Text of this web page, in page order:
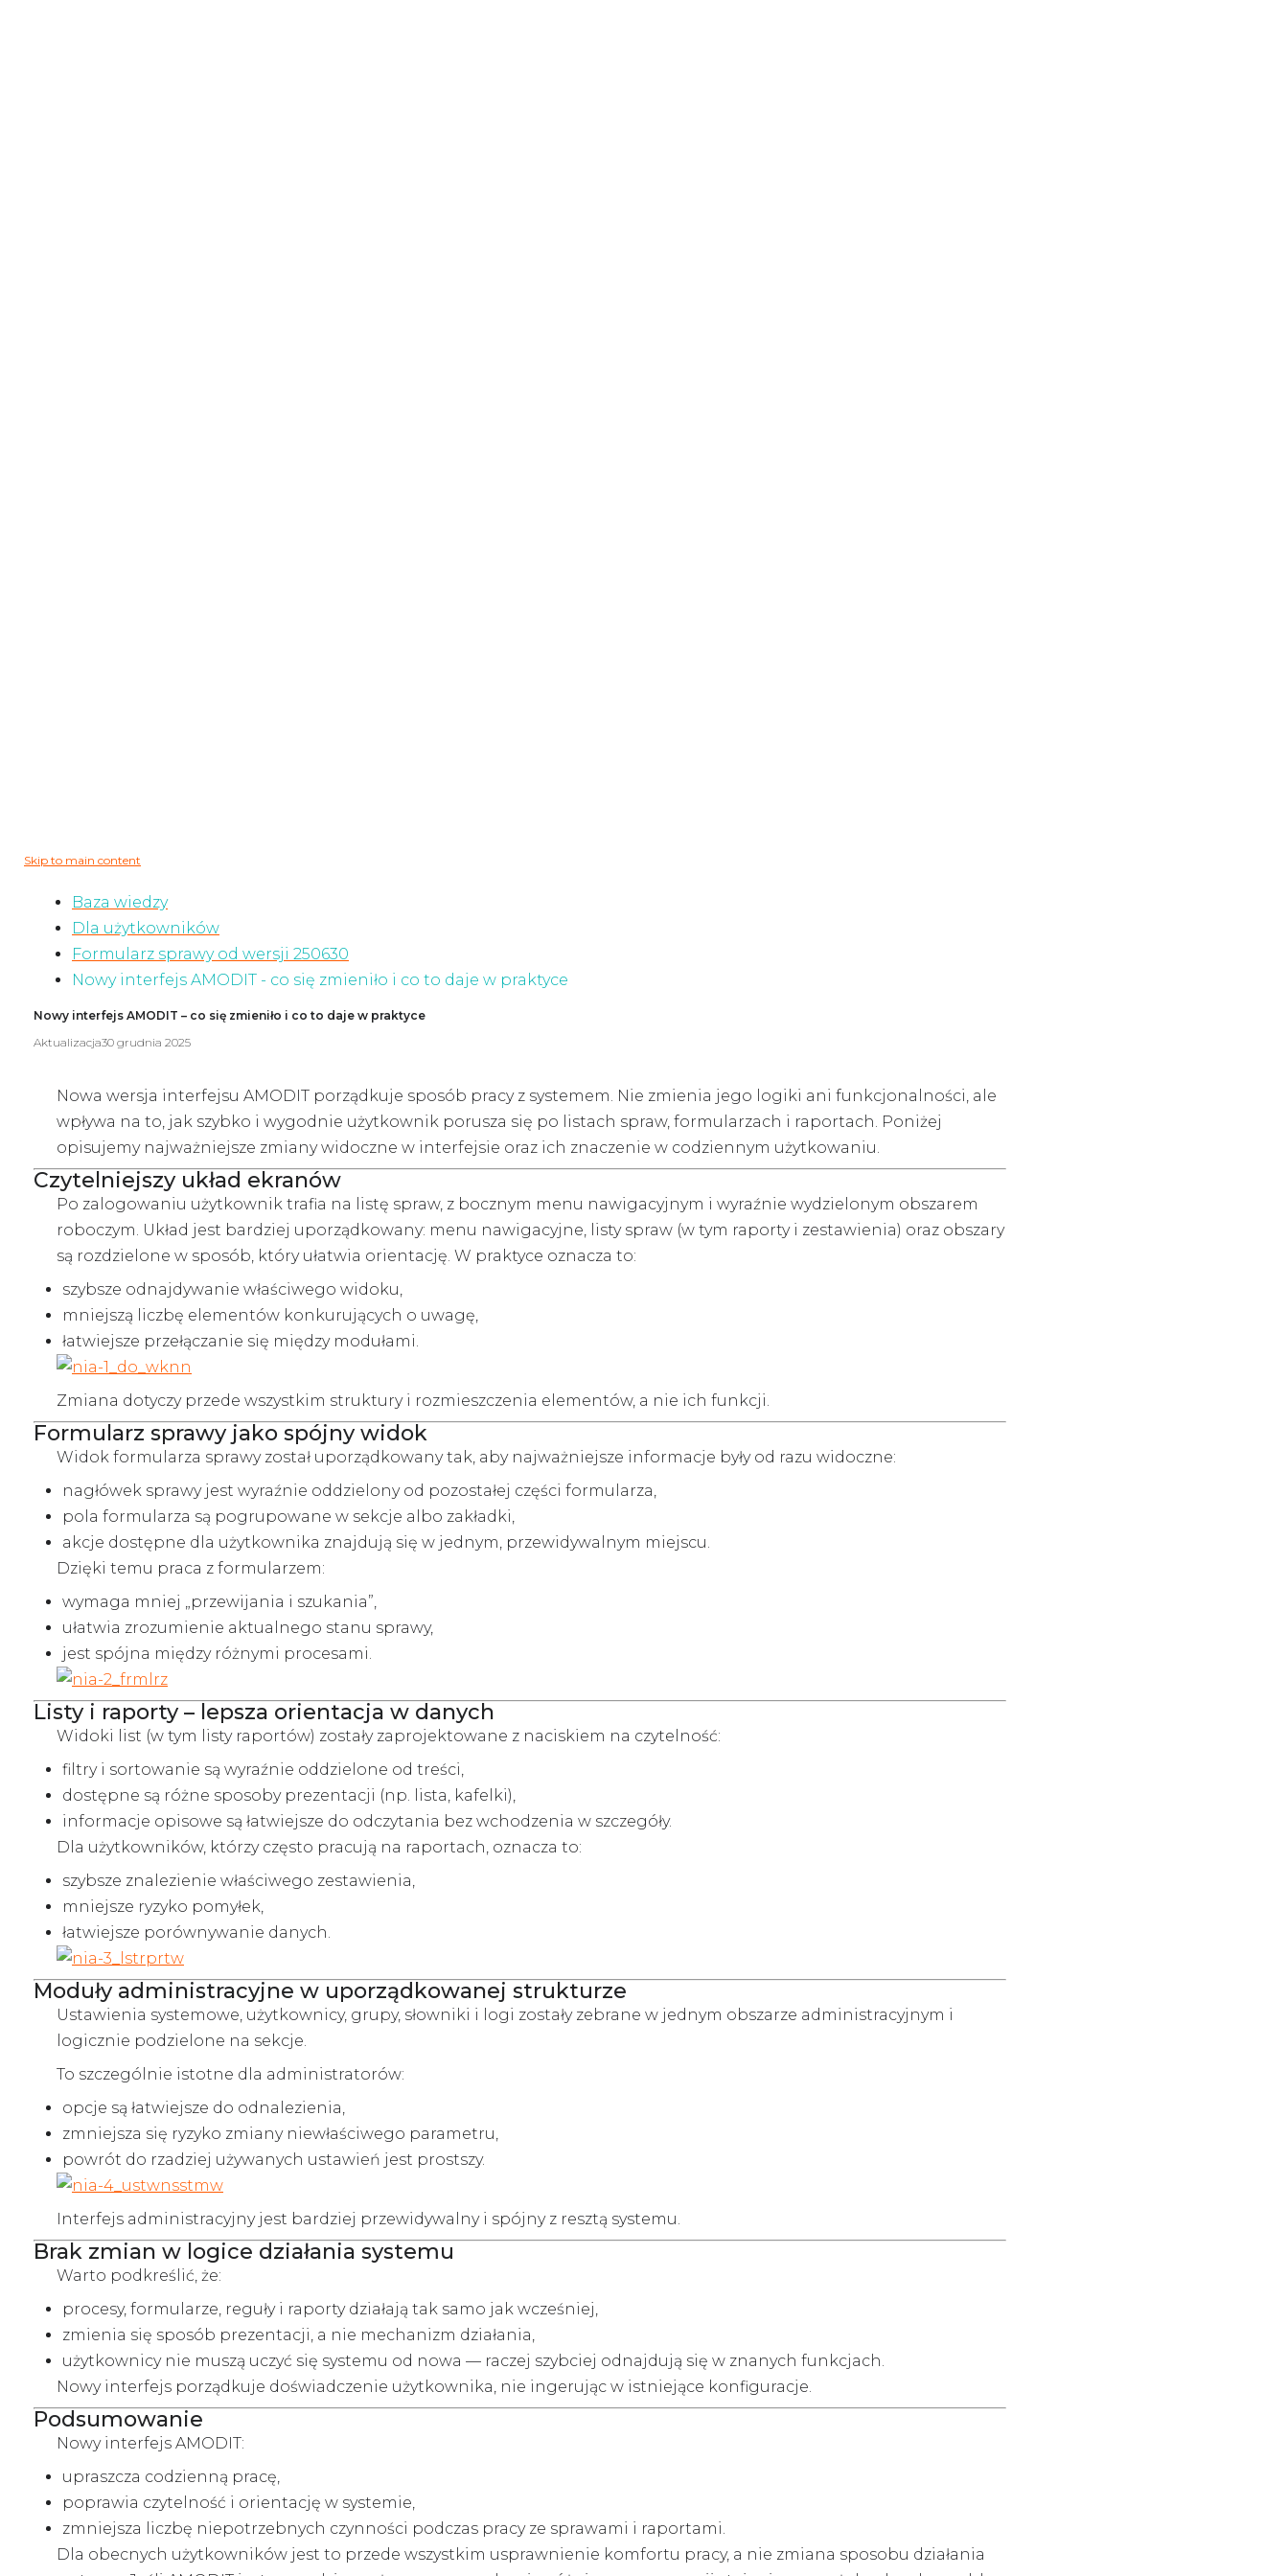
Skip to main content
Baza wiedzy
Dla użytkowników
Formularz sprawy od wersji 250630
Nowy interfejs AMODIT - co się zmieniło i co to daje w praktyce
Nowy interfejs AMODIT – co się zmieniło i co to daje w praktyce
Aktualizacja30 grudnia 2025
Nowa wersja interfejsu AMODIT porządkuje sposób pracy z systemem. Nie zmienia jego logiki ani funkcjonalności, ale
wpływa na to, jak szybko i wygodnie użytkownik porusza się po listach spraw, formularzach i raportach. Poniżej
opisujemy najważniejsze zmiany widoczne w interfejsie oraz ich znaczenie w codziennym użytkowaniu.
Czytelniejszy układ ekranów
Po zalogowaniu użytkownik trafia na listę spraw, z bocznym menu nawigacyjnym i wyraźnie wydzielonym obszarem
roboczym. Układ jest bardziej uporządkowany: menu nawigacyjne, listy spraw (w tym raporty i zestawienia) oraz obszary
są rozdzielone w sposób, który ułatwia orientację. W praktyce oznacza to:
szybsze odnajdywanie właściwego widoku,
mniejszą liczbę elementów konkurujących o uwagę,
łatwiejsze przełączanie się między modułami.
Zmiana dotyczy przede wszystkim struktury i rozmieszczenia elementów, a nie ich funkcji.
Formularz sprawy jako spójny widok
Widok formularza sprawy został uporządkowany tak, aby najważniejsze informacje były od razu widoczne:
nagłówek sprawy jest wyraźnie oddzielony od pozostałej części formularza,
pola formularza są pogrupowane w sekcje albo zakładki,
akcje dostępne dla użytkownika znajdują się w jednym, przewidywalnym miejscu.
Dzięki temu praca z formularzem:
wymaga mniej „przewijania i szukania”,
ułatwia zrozumienie aktualnego stanu sprawy,
jest spójna między różnymi procesami.
Listy i raporty – lepsza orientacja w danych
Widoki list (w tym listy raportów) zostały zaprojektowane z naciskiem na czytelność:
filtry i sortowanie są wyraźnie oddzielone od treści,
dostępne są różne sposoby prezentacji (np. lista, kafelki),
informacje opisowe są łatwiejsze do odczytania bez wchodzenia w szczegóły.
Dla użytkowników, którzy często pracują na raportach, oznacza to:
szybsze znalezienie właściwego zestawienia,
mniejsze ryzyko pomyłek,
łatwiejsze porównywanie danych.
Moduły administracyjne w uporządkowanej strukturze
Ustawienia systemowe, użytkownicy, grupy, słowniki i logi zostały zebrane w jednym obszarze administracyjnym i
logicznie podzielone na sekcje.
To szczególnie istotne dla administratorów:
opcje są łatwiejsze do odnalezienia,
zmniejsza się ryzyko zmiany niewłaściwego parametru,
powrót do rzadziej używanych ustawień jest prostszy.
Interfejs administracyjny jest bardziej przewidywalny i spójny z resztą systemu.
Brak zmian w logice działania systemu
Warto podkreślić, że:
procesy, formularze, reguły i raporty działają tak samo jak wcześniej,
zmienia się sposób prezentacji, a nie mechanizm działania,
użytkownicy nie muszą uczyć się systemu od nowa — raczej szybciej odnajdują się w znanych funkcjach.
Nowy interfejs porządkuje doświadczenie użytkownika, nie ingerując w istniejące konfiguracje.
Podsumowanie
Nowy interfejs AMODIT:
upraszcza codzienną pracę,
poprawia czytelność i orientację w systemie,
zmniejsza liczbę niepotrzebnych czynności podczas pracy ze sprawami i raportami.
Dla obecnych użytkowników jest to przede wszystkim usprawnienie komfortu pracy, a nie zmiana sposobu działania